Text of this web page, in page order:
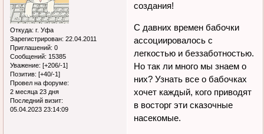
Откуда: г. Уфа
Зарегистрирован: 22.04.2011
Приглашений: 0
Сообщений: 15385
Уважение: [+206/-1]
Позитив: [+40/-1]
Провел на форуме:
2 месяца 23 дня
Последний визит:
05.04.2023 23:14:09
создания!
С давних времен бабочки
ассоциировалось с
легкостью и беззаботностью.
Но так ли много мы знаем о
них? Узнать все о бабочках
хочет каждый, кого приводят
в восторг эти сказочные
насекомые.